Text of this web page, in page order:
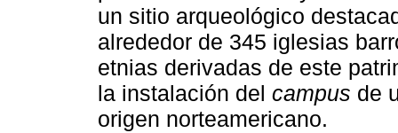
un sitio arqueológico
alrededor de 345 iglesias
etnias derivadas de este
la instalación del campus de
origen norteamericano.